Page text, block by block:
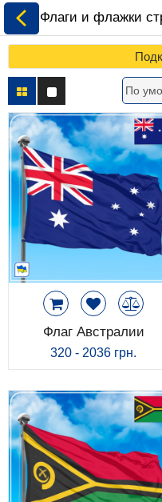
Все Флаги
Флаги Украины
Флаги Мира по
Континентам
Флаги на Заказ
Флаги
Организаций
Спортивные Флаги
Этнические Флаги
Флаги США
Флаг Австралии
320 - 2036 грн.